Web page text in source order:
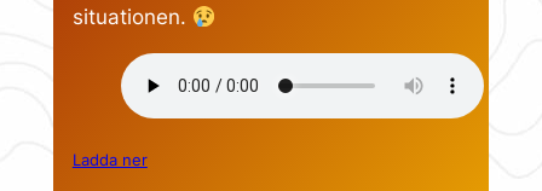
situationen.
Ladda ner